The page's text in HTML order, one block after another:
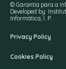
© Garantia para a
Developed by:
Informática, I. P.
Privacy Policy
Cookies Policy